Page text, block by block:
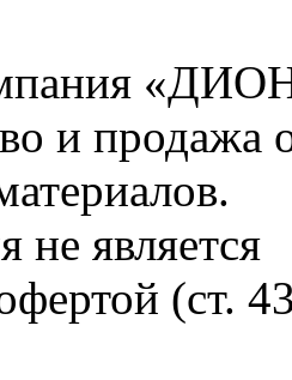
и продажа
является
(ст.